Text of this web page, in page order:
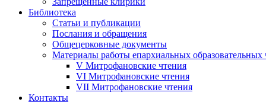
Библиотека
Статьи и публикации
Послания и обращения
Общецерковные документы
Материалы работы епархиальных образовательных
V Митрофановские чтения
VI Митрофановские чтения
VII Митрофановские чтения
Контакты